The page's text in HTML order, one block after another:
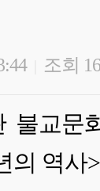
조회
불교문
의 역사